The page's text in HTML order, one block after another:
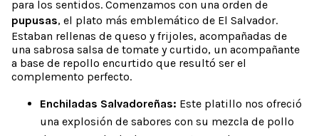
para los sentidos. Comenzamos con una orden de
pupusas, el plato más emblemático de El Salvador.
Estaban rellenas de queso y frijoles, acompañadas de
una sabrosa salsa de tomate y curtido, un acompañante
a base de repollo encurtido que resultó ser el
complemento perfecto.
Enchiladas Salvadoreñas: Este platillo nos ofreció
una explosión de sabores con su mezcla de pollo